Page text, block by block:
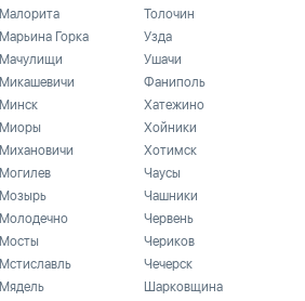
Малорита
Марьина Горка
Мачулищи
Микашевичи
Минск
Миоры
Михановичи
Могилев
Мозырь
Молодечно
Мосты
Мстиславль
Мядель
Толочин
Узда
Ушачи
Фаниполь
Хатежино
Хойники
Хотимск
Чаусы
Чашники
Червень
Чериков
Чечерск
Шарковщина